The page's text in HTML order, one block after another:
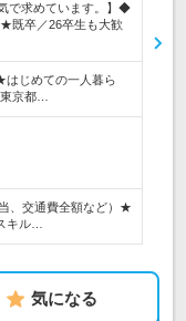
で求めています。】◆
卒／26卒生も大歓
はじめての一人暮ら
京都…
、交通費全額など）★
キル…
気になる